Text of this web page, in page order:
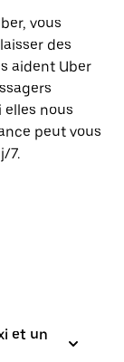
vous
des
aident Uber
nous
peut vous
7.
et un